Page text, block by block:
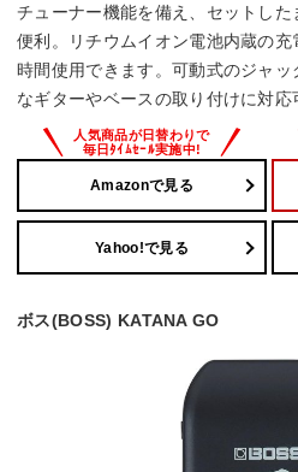
チューナー機能を備え、セットし
便利。リチウムイオン電池内蔵の
時間使用できます。可動式のジャ
なギターやベースの取り付けに対応
Amazonで見る
Yahoo!で見る
ボス(BOSS) KATANA GO